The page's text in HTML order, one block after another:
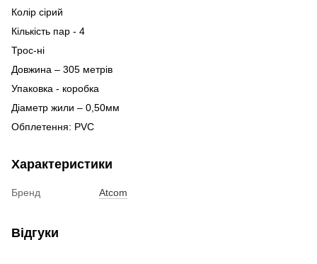
Колір сірий
Кількість пар - 4
Трос-ні
Довжина – 305 метрів
Упаковка - коробка
Діаметр жили – 0,50мм
Обплетення: PVC
Характеристики
Бренд Atcom
Відгуки